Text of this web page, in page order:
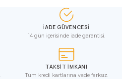
İADE GÜVENCESİ
14 gün içerisinde iade garantisi.
TAKSİT İMKANI
Tüm kredi kartlarına vade farksız.